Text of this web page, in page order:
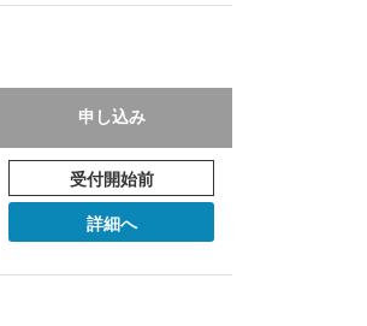
申し込み
受付開始前
詳細へ